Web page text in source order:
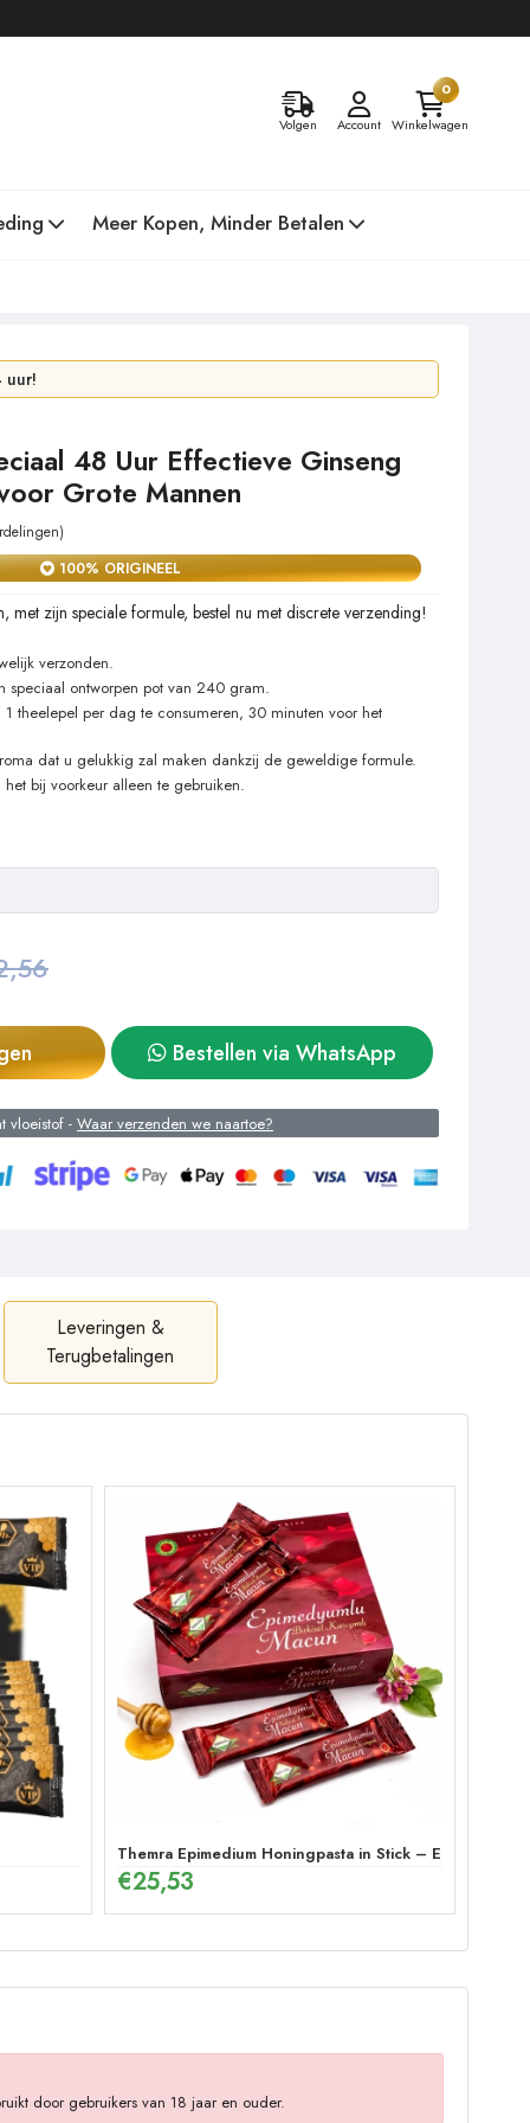
Volgen Account
0
Winkelwagen
Meer Kopen, Minder Betalen
2 dagen!
48 Uur Effectieve Ginseng
Grote Mannen
100% ORIGINEEL
zijn speciale formule, bestel nu met discrete verzending!
verzonden.
speciaal ontworpen pot van 240 gram.
theelepel per dag te consumeren, 30 minuten voor het
dat u gelukkig zal maken dankzij de geweldige formule.
bij voorkeur alleen te gebruiken.
Bestellen via WhatsApp
vloeistof - Waar verzenden we naartoe?
Leveringen &
Terugbetalingen
Themra Epimedium Honingpasta in Stick –
€25,53
door gebruikers van 18 jaar en ouder.